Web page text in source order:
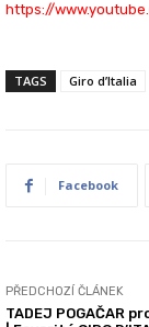
https://
TAGS Giro d’Italia
Facebook
PŘEDCHOZÍ ČLÁNEK
TADEJ POGAČAR